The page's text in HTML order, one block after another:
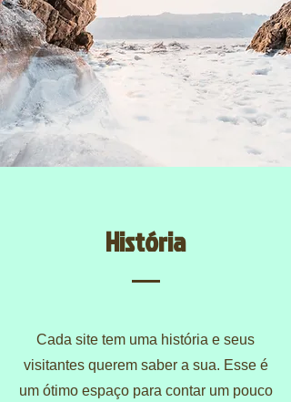
História
​Cada site tem uma história e seus
visitantes querem saber a sua. Esse é
um ótimo espaço para contar um pouco